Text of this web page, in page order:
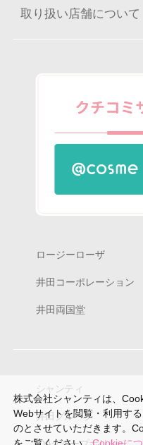
取り扱い店舗について
ロージーローザ
井田コーポレーション
井田両国堂
シャンティ
井田グループ
株式会社シャンティは、
Webサイトを閲覧・利用す
のとさせていただきます。